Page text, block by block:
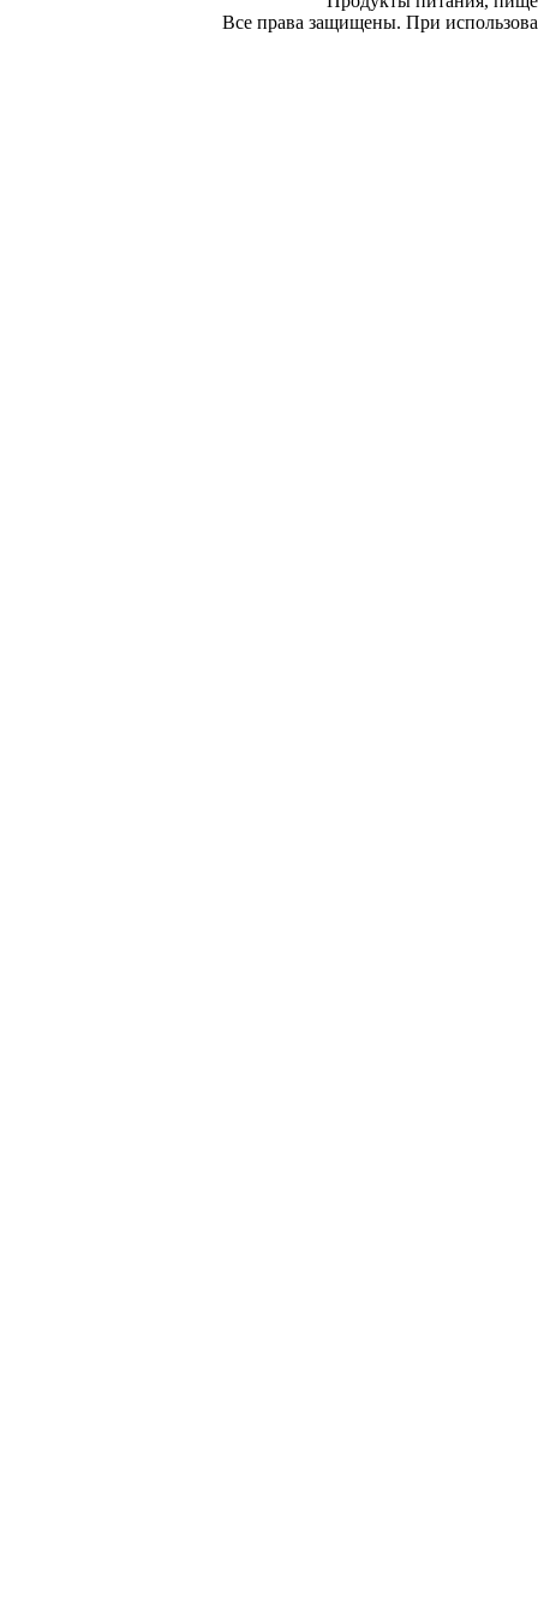
Все права защищены. При